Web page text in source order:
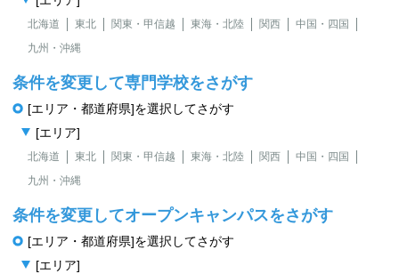
北海道 東北 関東・甲信越 東海・北陸 関西
中国・四国
九州・沖縄
条件を変更して専門学校をさがす
[エリア・都道府県]を選択してさがす
[エリア]
北海道 東北 関東・甲信越 東海・北陸 関西
中国・四国
九州・沖縄
条件を変更してオープンキャンパスをさがす
[エリア・都道府県]を選択してさがす
[エリア]